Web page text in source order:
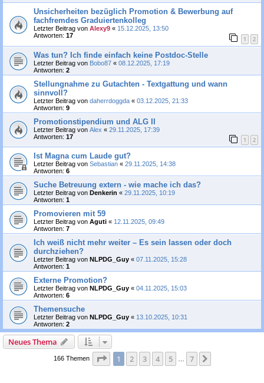
Unsicherheiten bezüglich Promotion & Bewerbung auf
fachfremdes Graduiertenkolleg
Letzter Beitrag von Alexy9 « 15.12.2025, 13:50
Antworten: 17 1 2
Was tun? Ich finde einfach keine Postdoc-Stelle
Letzter Beitrag von Bobo87 « 08.12.2025, 17:19
Antworten: 2
Stellungnahme zu Gutachten - Textgattung und wann
sinnvoll?
Letzter Beitrag von daherrdoggda « 03.12.2025, 21:33
Antworten: 9
Promotionstipendium und ALG II
Letzter Beitrag von Alex « 29.11.2025, 17:39
Antworten: 17 1 2
Ist Magna cum Laude gut?
Letzter Beitrag von Sebastian « 29.11.2025, 14:38
Antworten: 6
Suche Betreuung extern - wie mache ich das?
Letzter Beitrag von Denkerin « 29.11.2025, 10:19
Antworten: 1
Promovieren mit 59
Letzter Beitrag von Aguti « 12.11.2025, 09:49
Antworten: 7
Ich weiß nicht mehr weiter – Es sein lassen oder doch
durchziehen?
Letzter Beitrag von NLPDG_Guy « 07.11.2025, 15:28
Antworten: 1
Externe Promotion?
Letzter Beitrag von NLPDG_Guy « 04.11.2025, 15:03
Antworten: 6
Themensuche
Letzter Beitrag von NLPDG_Guy « 13.10.2025, 10:31
Antworten: 2
Neues Thema
166 Themen Seite 1von
1 2 3 4 5 7